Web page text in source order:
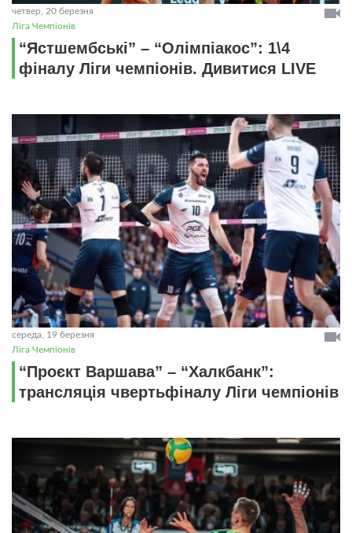
четвер, 20 березня
Ліга Чемпіонів
“Ястшембські” – “Олімпіакос”: 1\4
фіналу Ліги чемпіонів. Дивитися LIVE
середа, 19 березня
Ліга Чемпіонів
“Проєкт Варшава” – “Халкбанк”:
трансляція чвертьфіналу Ліги чемпіонів